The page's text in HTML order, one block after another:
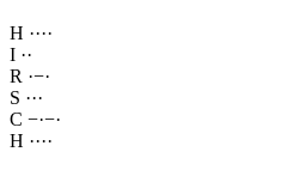
H ····
I ··
R ·−·
S ···
C −·−·
H ····